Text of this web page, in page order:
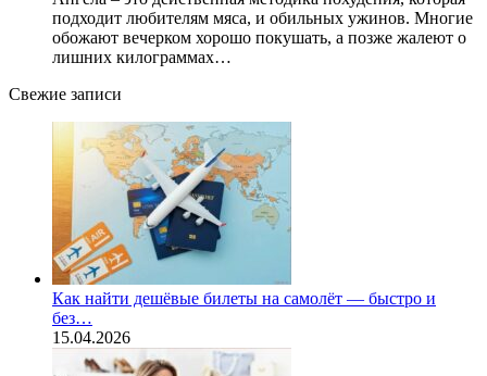
подходит любителям мяса, и обильных ужинов. Многие
обожают вечерком хорошо покушать, а позже жалеют о
лишних килограммах…
Свежие записи
Как найти дешёвые билеты на самолёт — быстро и
без…
15.04.2026